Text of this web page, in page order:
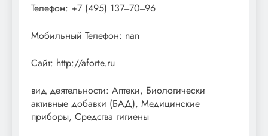
Телефон: +7 (495) 137‒70‒96
Мобильный Телефон: nan
Сайт: http://aforte.ru
вид деятельности: Аптеки, Биологически
активные добавки (БАД), Медицинские
приборы, Средства гигиены